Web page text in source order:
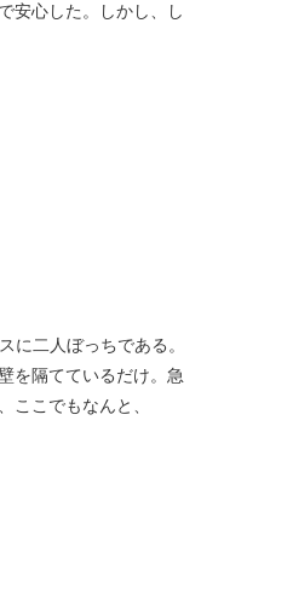
安心した。しかし、し
二人ぼっちである。
を隔てているだけ。急
ここでもなんと、